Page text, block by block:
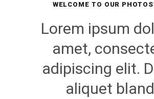
WELCOME TO OUR
Lorem ipsum
amet,
adipiscing elit.
aliquet